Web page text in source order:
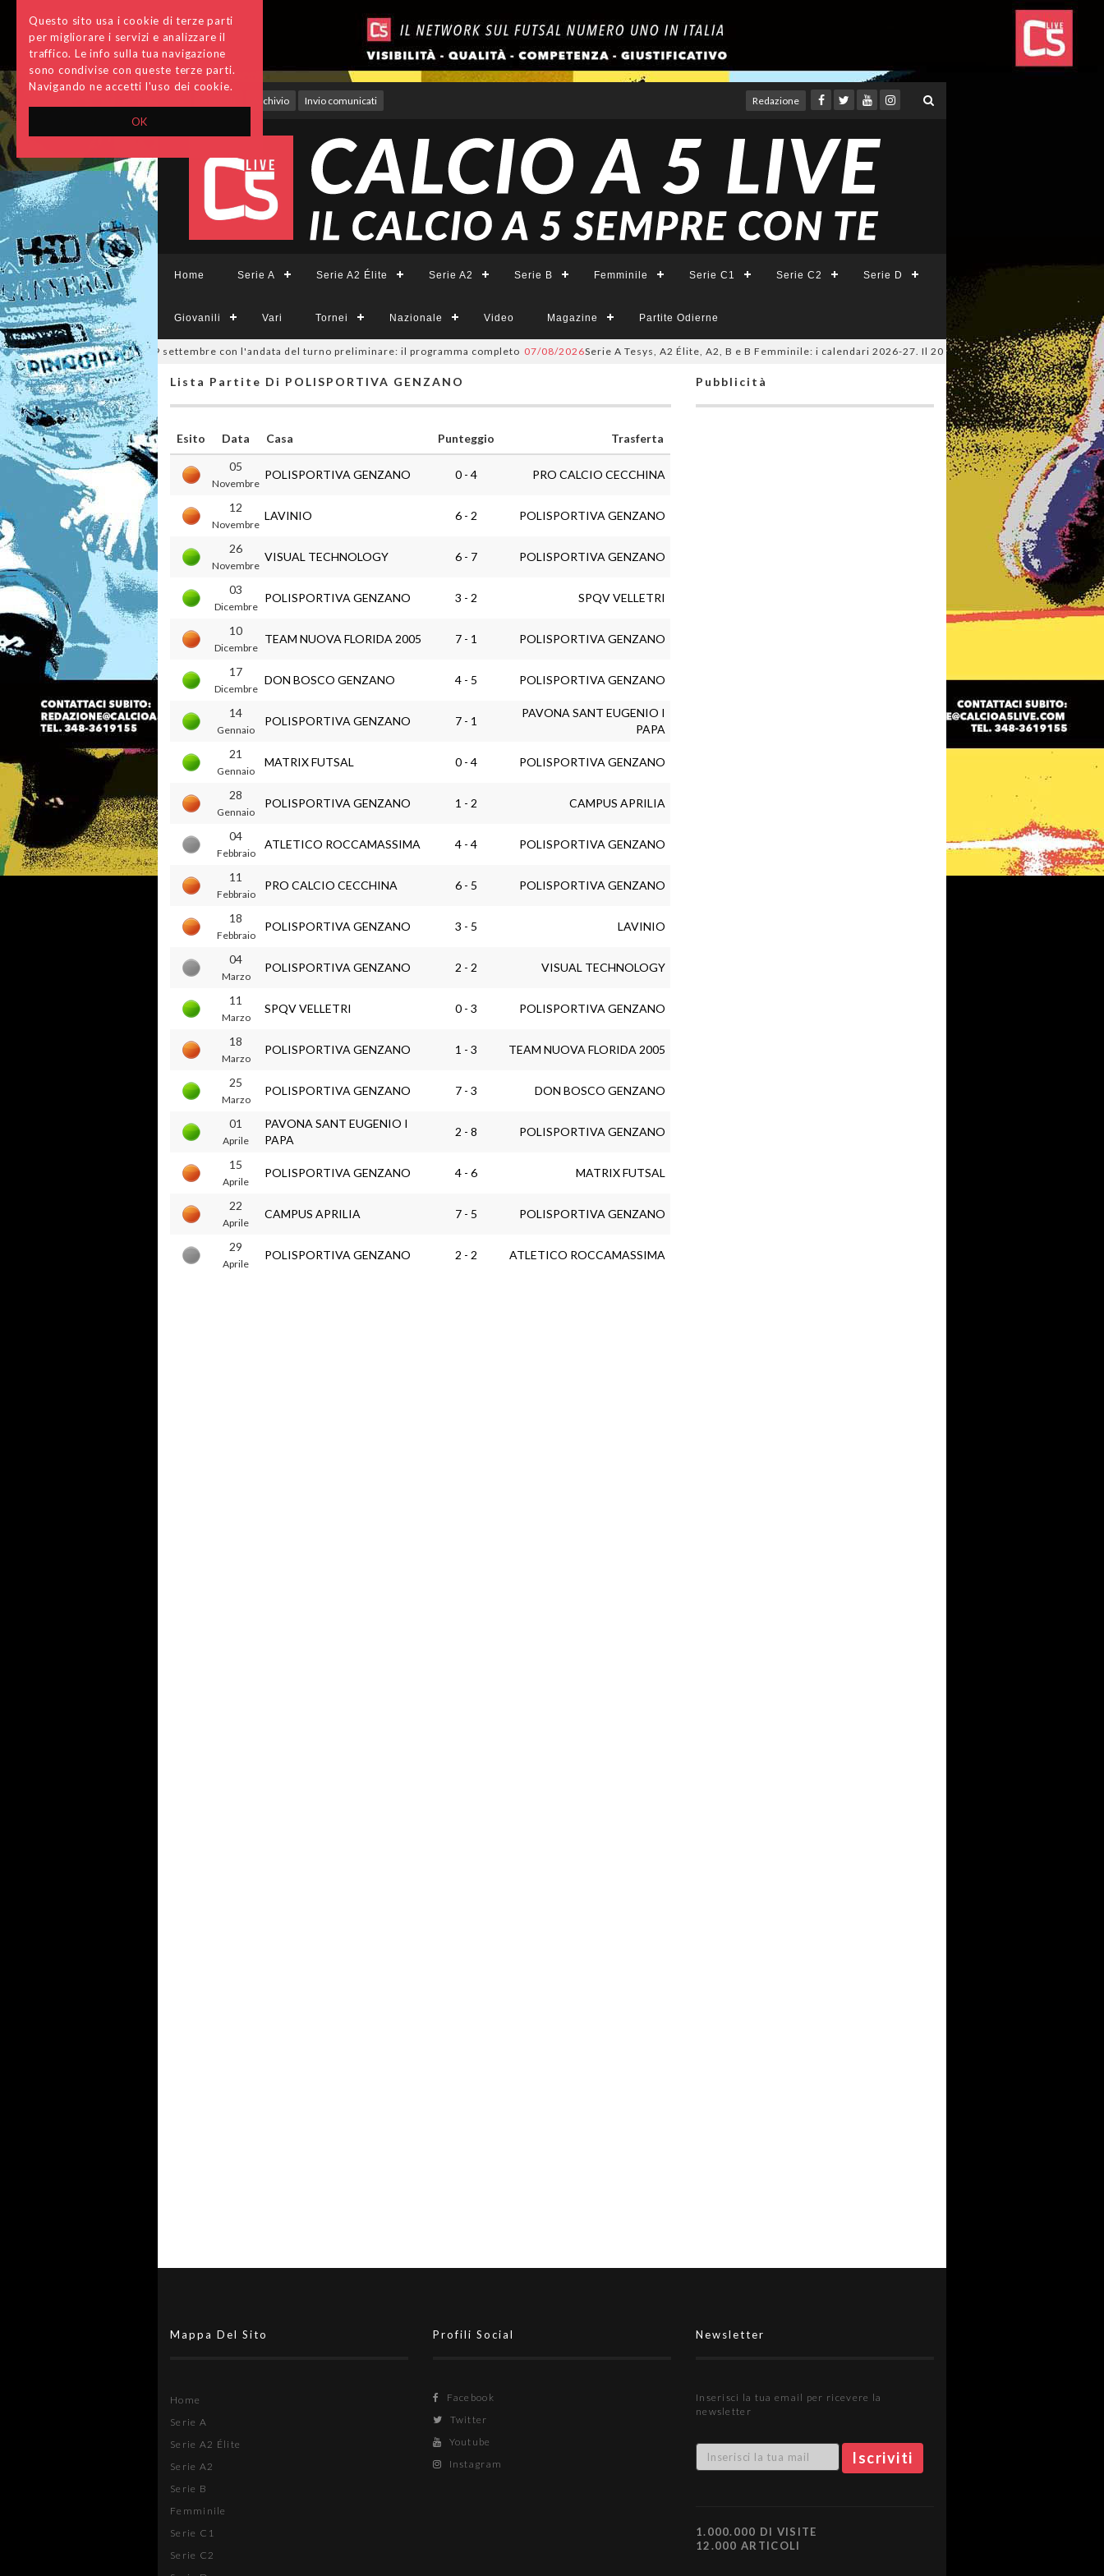
OK
Questo sito usa i cookie di terze parti
per migliorare i servizi e analizzare il
traffico. Le info sulla tua navigazione
sono condivise con queste terze parti.
Navigando ne accetti l'uso dei cookie.
Archivio Invio comunicati Redazione
Home Serie A Serie A2 Élite Serie A2 Serie B Femminile Serie C1 Serie C2 Serie D
Giovanili Vari Tornei Nazionale Video Magazine Partite Odierne
Divisione, si parte il 19 settembre con l'andata del turno preliminare: il programma completo 07/08/2026Serie A Tesys, A2 Élite, A2, B e B Femminile: i calendari 2026-27. Il 20 agosto la presentazione della Serie A
Lista Partite Di POLISPORTIVA GENZANO
Esito Data Casa Punteggio
Trasferta
05
Novembre
POLISPORTIVA GENZANO 0 - 4 PRO CALCIO CECCHINA
12
Novembre
LAVINIO 6 - 2 POLISPORTIVA GENZANO
26
Novembre
VISUAL TECHNOLOGY 6 - 7 POLISPORTIVA GENZANO
03
Dicembre
POLISPORTIVA GENZANO 3 - 2 SPQV VELLETRI
10
Dicembre
TEAM NUOVA FLORIDA 2005 7 - 1 POLISPORTIVA GENZANO
17
Dicembre
DON BOSCO GENZANO 4 - 5 POLISPORTIVA GENZANO
14
Gennaio
POLISPORTIVA GENZANO 7 - 1
PAVONA SANT EUGENIO I
PAPA
21
Gennaio
MATRIX FUTSAL 0 - 4 POLISPORTIVA GENZANO
28
Gennaio
POLISPORTIVA GENZANO 1 - 2 CAMPUS APRILIA
04
Febbraio
ATLETICO ROCCAMASSIMA 4 - 4 POLISPORTIVA GENZANO
11
Febbraio
PRO CALCIO CECCHINA 6 - 5 POLISPORTIVA GENZANO
18
Febbraio
POLISPORTIVA GENZANO 3 - 5 LAVINIO
04
Marzo
POLISPORTIVA GENZANO 2 - 2 VISUAL TECHNOLOGY
11
Marzo
SPQV VELLETRI 0 - 3 POLISPORTIVA GENZANO
18
Marzo
POLISPORTIVA GENZANO 1 - 3 TEAM NUOVA FLORIDA 2005
25
Marzo
POLISPORTIVA GENZANO 7 - 3 DON BOSCO GENZANO
01
Aprile
PAVONA SANT EUGENIO I
PAPA
2 - 8 POLISPORTIVA GENZANO
15
Aprile
POLISPORTIVA GENZANO 4 - 6 MATRIX FUTSAL
22
Aprile
CAMPUS APRILIA 7 - 5 POLISPORTIVA GENZANO
29
Aprile
POLISPORTIVA GENZANO 2 - 2 ATLETICO ROCCAMASSIMA
Pubblicità
Mappa Del Sito
Home
Serie A
Serie A2 Élite
Serie A2
Serie B
Femminile
Serie C1
Serie C2
Profili Social
Facebook
Twitter
Youtube
Instagram
Newsletter
Inserisci la tua email per ricevere la
newsletter
1.000.000 DI VISITE
12.000 ARTICOLI